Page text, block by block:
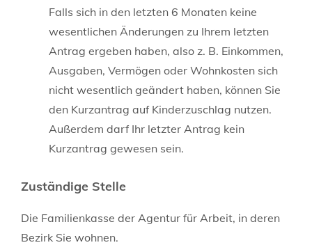
Falls sich in den letzten 6 Monaten keine
wesentlichen Änderungen zu Ihrem letzten
Antrag ergeben haben, also z. B. Einkommen,
Ausgaben, Vermögen oder Wohnkosten sich
nicht wesentlich geändert haben, können Sie
den Kurzantrag auf Kinderzuschlag nutzen.
Außerdem darf Ihr letzter Antrag kein
Kurzantrag gewesen sein.
Zuständige Stelle
Die Familienkasse der Agentur für Arbeit, in deren
Bezirk Sie wohnen.